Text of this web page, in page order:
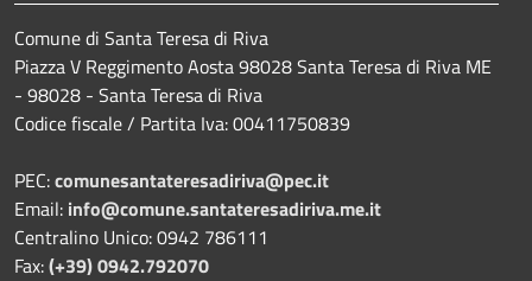
Comune di Santa Teresa di Riva
Piazza V Reggimento Aosta 98028 Santa Teresa di Riva ME
- 98028 - Santa Teresa di Riva
Codice fiscale / Partita Iva: 00411750839
PEC:comunesantateresadiriva@pec.it
Email: info@comune.santateresadiriva.me.it
Centralino Unico: 0942 786111
Fax:(+39) 0942.792070